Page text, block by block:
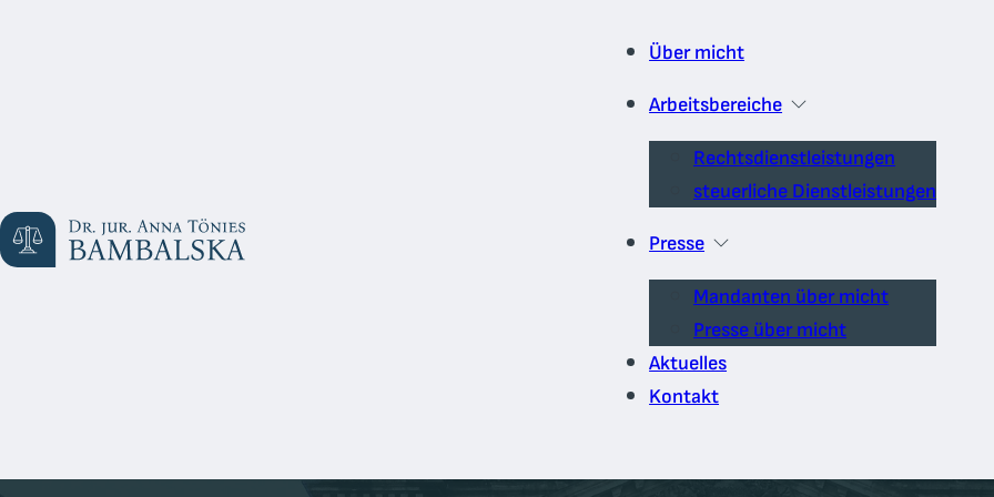
Über micht
Arbeitsbereiche
Rechtsdienstleistungen
steuerliche Dienstleistungen
Presse
Mandanten über micht
Presse über micht
Aktuelles
Kontakt